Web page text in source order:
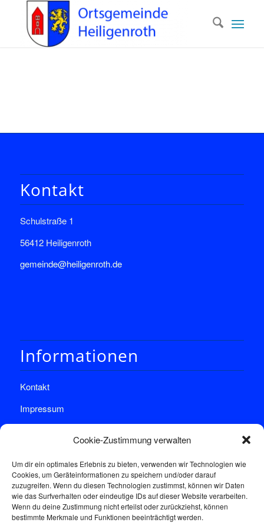
Cookie-Zustimmung verwalten
Um dir ein optimales Erlebnis zu bieten, verwenden wir Technologien wie
Cookies, um Geräteinformationen zu speichern und/oder darauf
zuzugreifen. Wenn du diesen Technologien zustimmst, können wir Daten
wie das Surfverhalten oder eindeutige IDs auf dieser Website verarbeiten.
Wenn du deine Zustimmung nicht erteilst oder zurückziehst, können
bestimmte Merkmale und Funktionen beeinträchtigt werden.
Kontakt
Schulstraße 1
56412 Heiligenroth
gemeinde@heiligenroth.de
Informationen
Kontakt
Impressum
Sprechstunde